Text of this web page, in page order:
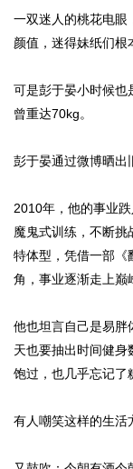
一双迷人的桃花电眼
颜值，迷得妹纸们根
可是彭于晏小时候也
曾重达70kg。
彭于晏通过微博晒出
2010年，他的事业
魔鬼式训练，不断
特体型，凭借一部《
角，事业逐渐走上巅
他也坦言自己是易胖
天也要抽出时间健
饱过，也几乎忘记了
有人嘲笑这样的生活